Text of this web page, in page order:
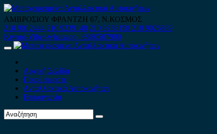
Skip
to
content
ΑΜΒΡΟΣΙΟΥ ΦΡΑΝΤΖΗ 67, Ν.ΚΟΣΜΟΣ
210 9012444 210 9239148 210 9238158 210 9026839
Κινητό-Viber-whatsapp : 6980507900
Primary
Αρχική Σελίδα
Ποιοί είμαστε
Ανταλλακτικά Αυτοκινήτων
Επικοινωνία